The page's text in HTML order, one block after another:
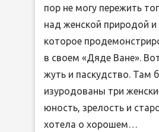
пор не могу пережить
над женской природой
которое
в своем «Дяде Ване».
жуть и паскудство. Там
изуродованы три
юность, зрелость и
хотела о хорошем…